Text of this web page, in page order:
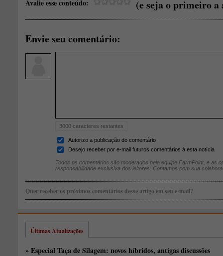
Avalie esse conteúdo: (e seja o primeiro
Envie seu comentário:
3000 caracteres restantes
Autorizo a publicação do comentário
Desejo receber por e-mail futuros comentários à esta notícia
Todos os comentários são moderados pela equipe FarmPoint, e as
responsabilidade exclusiva dos leitores. Contamos com sua
Quer receber os próximos comentários desse artigo em seu e-mail?
Últimas Atualizações
» Especial Taça de Silagem: novos híbridos, antigas discussões